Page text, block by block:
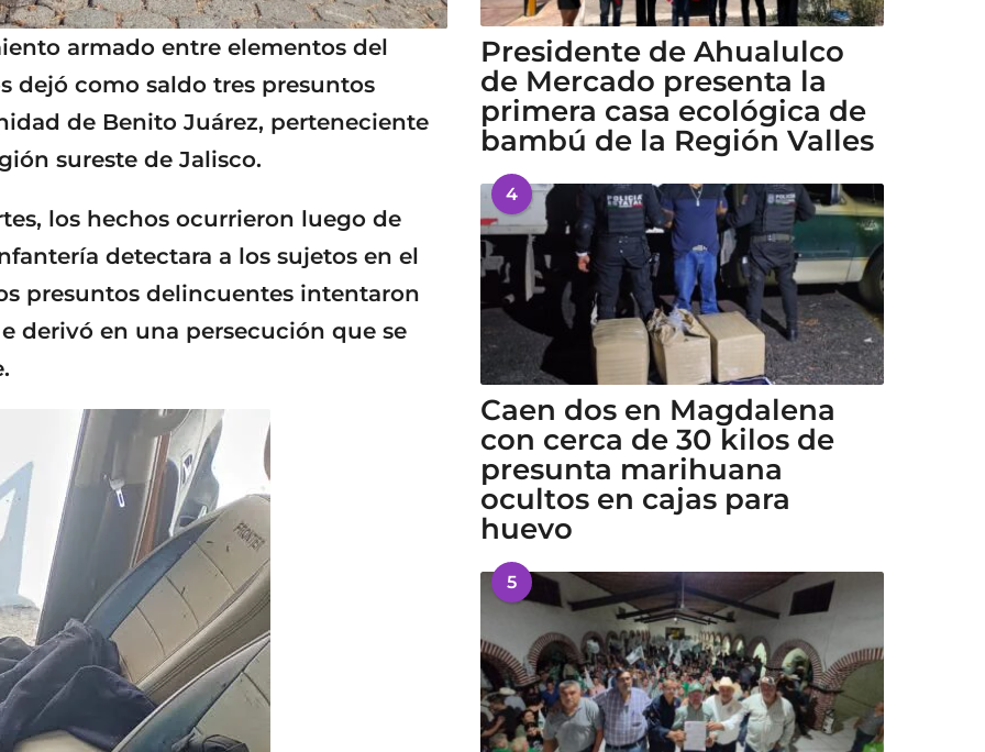
armado entre elementos del
dejó como saldo tres presuntos
de Benito Juárez, perteneciente
sureste de Jalisco.
los hechos ocurrieron luego de
detectara a los sujetos en el
presuntos delincuentes intentaron
derivó en una persecución que se
Presidente de Ahualulco
de Mercado presenta la
primera casa ecológica de
bambú de la Región Valles
4
Caen dos en Magdalena
con cerca de 30 kilos de
presunta marihuana
ocultos en cajas para
huevo
5